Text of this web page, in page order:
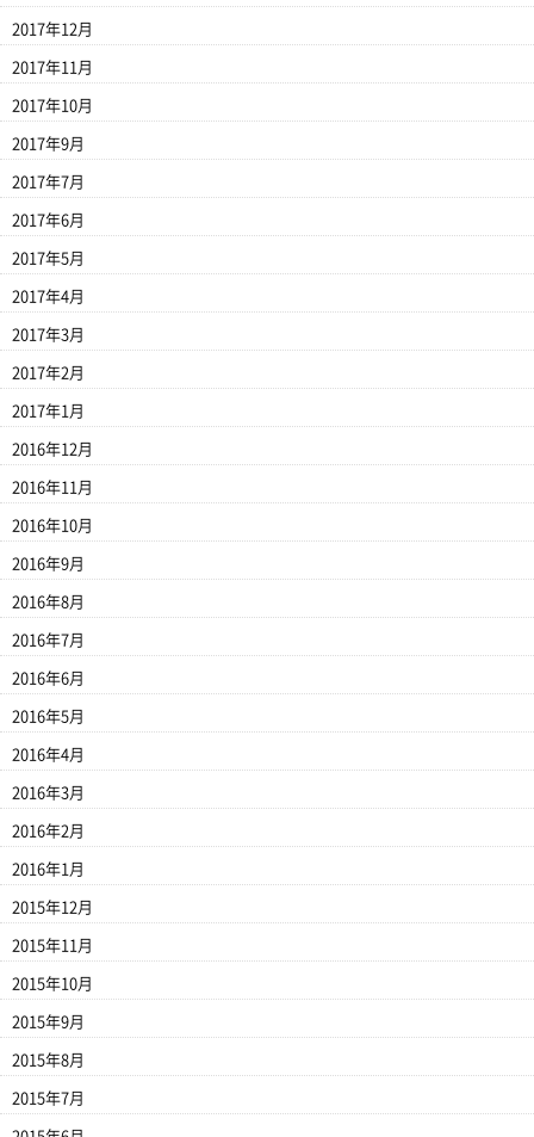
2017年12月
2017年11月
2017年10月
2017年9月
2017年7月
2017年6月
2017年5月
2017年4月
2017年3月
2017年2月
2017年1月
2016年12月
2016年11月
2016年10月
2016年9月
2016年8月
2016年7月
2016年6月
2016年5月
2016年4月
2016年3月
2016年2月
2016年1月
2015年12月
2015年11月
2015年10月
2015年9月
2015年8月
2015年7月